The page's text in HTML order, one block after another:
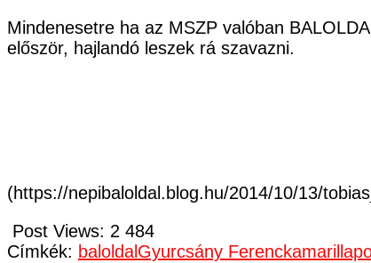
Mindenesetre ha az MSZP valóban
először, hajlandó leszek rá szavazni.
(https://nepibaloldal.blog.hu/2014/10/13/
Post Views: 2 484
Címkék: baloldal Gyurcsány Ferenc